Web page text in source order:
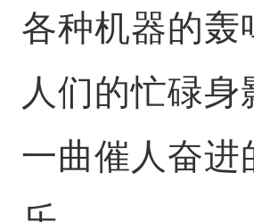
各种机器的轰
人们的忙碌身
一曲催人奋进